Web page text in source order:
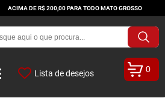
ACIMA DE R$ 200,00 PARA TODO MATO GROSSO
Lista de desejos 0